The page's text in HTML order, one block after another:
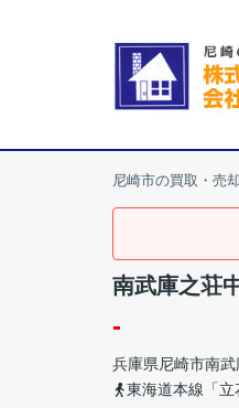
尼崎市の買取・売
南武庫之荘
-
兵庫県尼崎市南武
東海道本線「